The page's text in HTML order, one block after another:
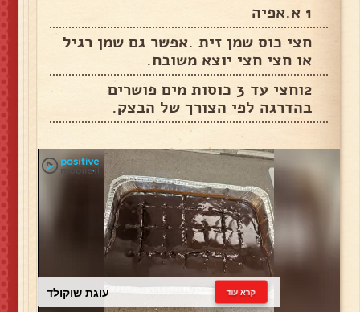
1 א.אפיה
חצי כוס שמן זית .אפשר גם שמן רגיל
או חצי חצי יוצא משובח.
2וחצי עד 3 כוסות מים פושרים
בהדרגה לפי הצורך של הבצק.
עוגת שוקולד קרא עוד